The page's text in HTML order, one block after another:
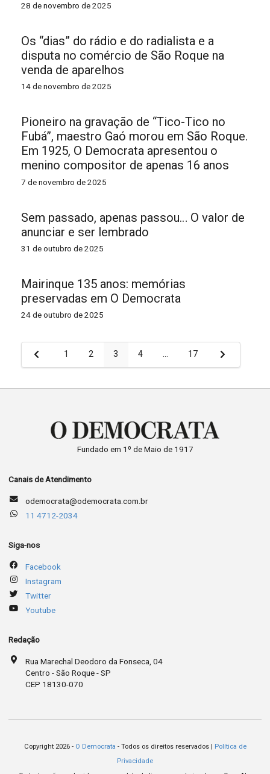
28 de novembro de 2025
Os “dias” do rádio e do radialista e a
disputa no comércio de São Roque na
venda de aparelhos
14 de novembro de 2025
Pioneiro na gravação de “Tico-Tico no
Fubá”, maestro Gaó morou em São Roque.
Em 1925, O Democrata apresentou o
menino compositor de apenas 16 anos
7 de novembro de 2025
Sem passado, apenas passou… O valor de
anunciar e ser lembrado
31 de outubro de 2025
Mairinque 135 anos: memórias
preservadas em O Democrata
24 de outubro de 2025
Paginação
de
1 2 3 4 … 17
Fundado em 1º de Maio de 1917
Canais de Atendimento
odemocrata@odemocrata.com.br
11 4712-2034
Siga-nos
Facebook
Instagram
Twitter
Youtube
Redação
Rua Marechal Deodoro da Fonseca, 04
Centro - São Roque - SP
CEP 18130-070
Copyright 2026 - O Democrata - Todos os direitos reservados |
Política de
Privacidade